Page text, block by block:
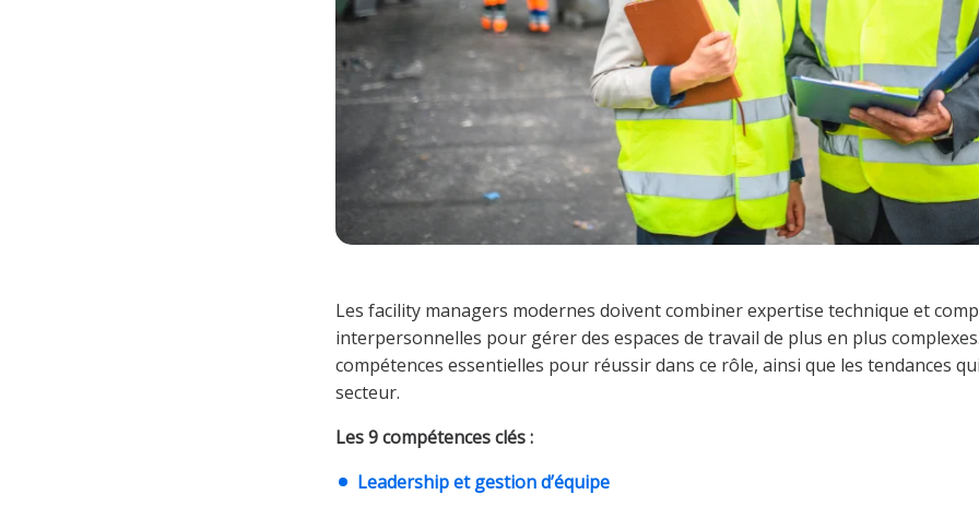
Les facility managers modernes doivent combiner expertise technique et
interpersonnelles pour gérer des espaces de travail de plus en plus
compétences essentielles pour réussir dans ce rôle, ainsi que les tendances
secteur.
Les 9 compétences clés :
Leadership et gestion d’équipe